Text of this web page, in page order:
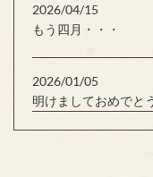
2026/04/15
もう四月・・・
2026/01/05
明けましておめでと